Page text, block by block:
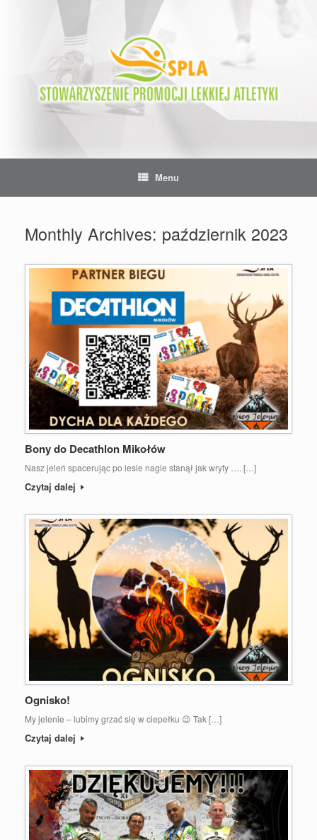
Menu
Monthly Archives: październik 2023
Bony do Decathlon Mikołów
Nasz jeleń spacerując po lesie nagle stanął jak wryty …. […]
Czytaj dalej
Ognisko!
My jelenie – lubimy grzać się w ciepełku 😉 Tak […]
Czytaj dalej